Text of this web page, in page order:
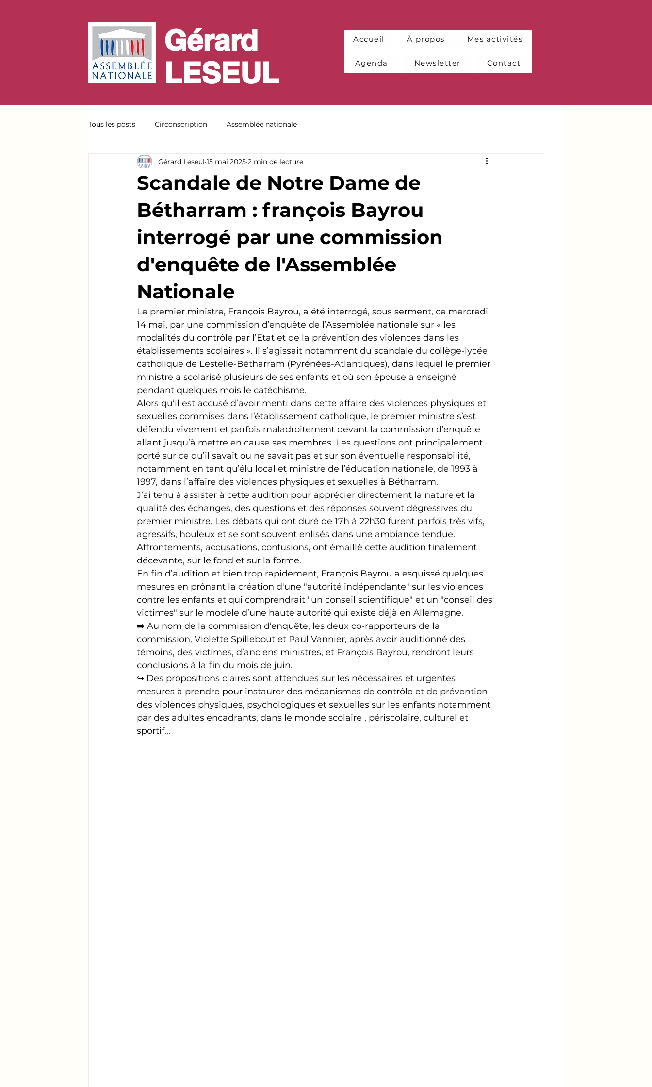
Gérard
LESEUL
Accueil À propos Mes activités
Agenda Newsletter Contact
Tous les posts Circonscription Assemblée nationale
Scandale de Notre Dame de
Bétharram : françois Bayrou
interrogé par une commission
d'enquête de l'Assemblée
Nationale
Gérard Leseul 15 mai 2025 2 min de lecture
Le premier ministre, François Bayrou, a été interrogé, sous serment, ce mercredi
14 mai, par une commission d’enquête de l’Assemblée nationale sur « les
modalités du contrôle par l’Etat et de la prévention des violences dans les
établissements scolaires ». Il s’agissait notamment du scandale du collège-lycée
catholique de Lestelle-Bétharram (Pyrénées-Atlantiques), dans lequel le premier
ministre a scolarisé plusieurs de ses enfants et où son épouse a enseigné
pendant quelques mois le catéchisme.
Alors qu’il est accusé d’avoir menti dans cette affaire des violences physiques et
sexuelles commises dans l’établissement catholique, le premier ministre s’est
défendu vivement et parfois maladroitement devant la commission d’enquête
allant jusqu’à mettre en cause ses membres. Les questions ont principalement
porté sur ce qu’il savait ou ne savait pas et sur son éventuelle responsabilité,
notamment en tant qu’élu local et ministre de l’éducation nationale, de 1993 à
1997, dans l’affaire des violences physiques et sexuelles à Bétharram.
J’ai tenu à assister à cette audition pour apprécier directement la nature et la
qualité des échanges, des questions et des réponses souvent dégressives du
premier ministre. Les débats qui ont duré de 17h à 22h30 furent parfois très vifs,
agressifs, houleux et se sont souvent enlisés dans une ambiance tendue.
Affrontements, accusations, confusions, ont émaillé cette audition finalement
décevante, sur le fond et sur la forme.
En fin d’audition et bien trop rapidement, François Bayrou a esquissé quelques
mesures en prônant la création d'une "autorité indépendante" sur les violences
contre les enfants et qui comprendrait "un conseil scientifique" et un "conseil des
victimes" sur le modèle d’une haute autorité qui existe déjà en Allemagne.
➡️ Au nom de la commission d’enquête, les deux co-rapporteurs de la
commission, Violette Spillebout et Paul Vannier, après avoir auditionné des
témoins, des victimes, d’anciens ministres, et François Bayrou, rendront leurs
conclusions à la fin du mois de juin.
↪️ Des propositions claires sont attendues sur les nécessaires et urgentes
mesures à prendre pour instaurer des mécanismes de contrôle et de prévention
des violences physiques, psychologiques et sexuelles sur les enfants notamment
par des adultes encadrants, dans le monde scolaire , périscolaire, culturel et
sportif...